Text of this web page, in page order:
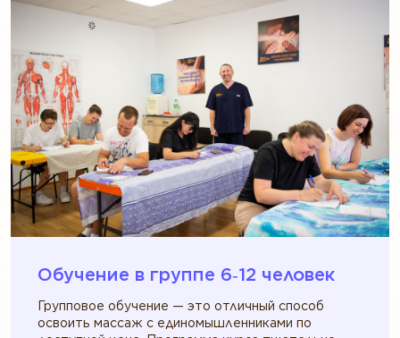
Обучение в группе 6‑12 человек
Групповое обучение — это отличный способ
освоить массаж с единомышленниками по